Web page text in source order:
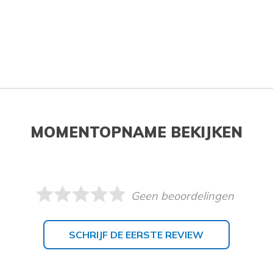
MOMENTOPNAME BEKIJKEN
Geen beoordelingen
SCHRIJF DE EERSTE REVIEW